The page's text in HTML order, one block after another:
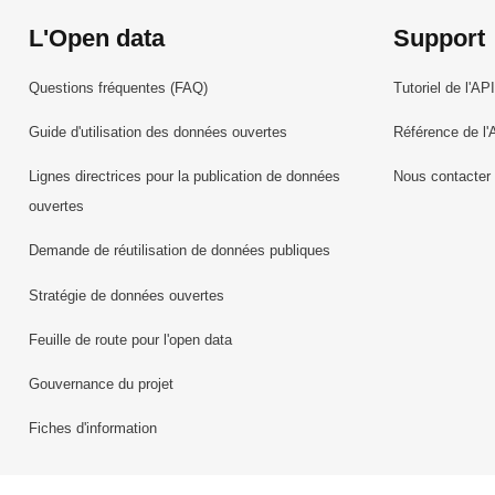
L'Open data
Questions fréquentes (FAQ)
Guide d'utilisation des données ouvertes
Lignes directrices pour la publication de données
ouvertes
Demande de réutilisation de données publiques
Stratégie de données ouvertes
Feuille de route pour l'open data
Gouvernance du projet
Fiches d'information
Support
Tutoriel de l'API
Référence de
Nous contacter